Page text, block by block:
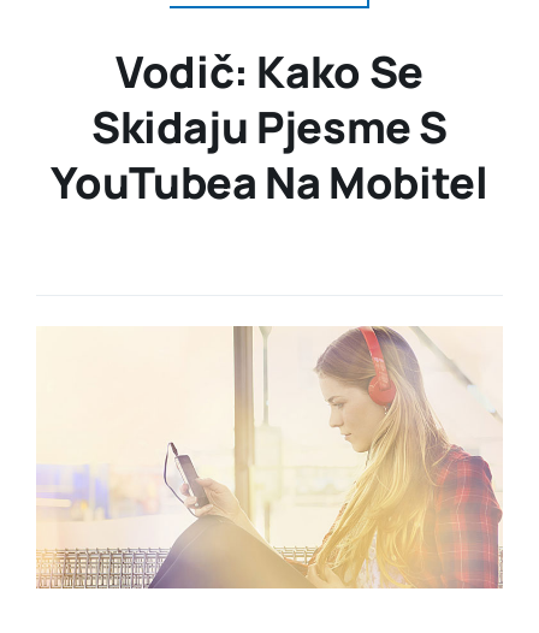
Vodič: Kako Se
Skidaju Pjesme S
YouTubea Na Mobitel